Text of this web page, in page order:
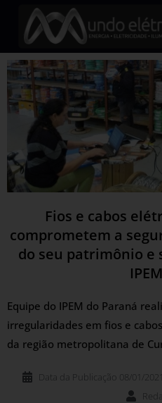
Fios e cabos
comprometem a
do seu patrimônio e
Equipe do IPEM do Paraná
irregularidades em fios e
da região metropolitana de
Data da Publicação 08/01/2021